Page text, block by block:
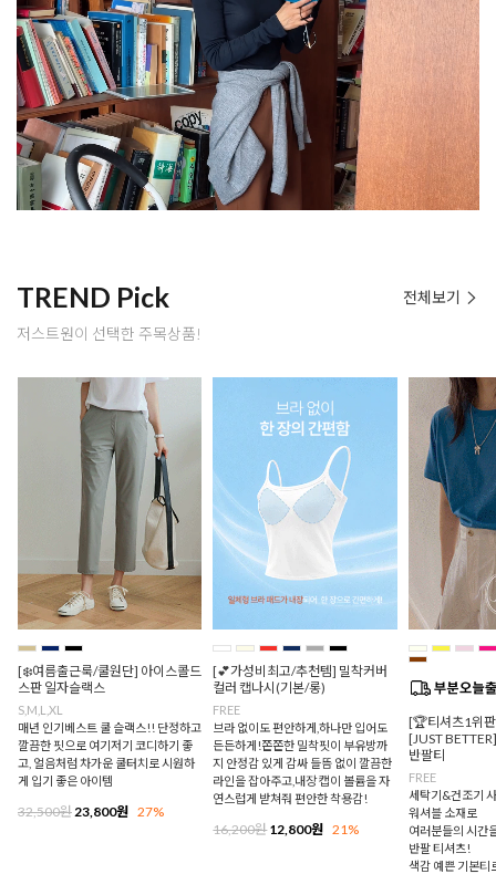
TREND Pick
저스트원이 선택한 주목상품!
전체보기
[❄️여름출근룩/쿨원단] 아이스콜드
스판 일자슬랙스
S,M,L,XL
매년 인기베스트 쿨 슬랙스!! 단정하고
깔끔한 핏으로 여기저기 코디하기 좋
고, 얼음처럼 차가운 쿨터치로 시원하
게 입기 좋은 아이템
32,500원 23,800원 27%
[💕가성비최고/추천템] 밀착커버
컬러 캡나시(기본/롱)
FREE
브라 없이도 편안하게,하나만 입어도
든든하게!쫀쫀한 밀착핏이 부유방까
지 안정감 있게 감싸 들뜸 없이 깔끔한
라인을 잡아주고,내장 캡이 볼륨을 자
연스럽게 받쳐줘 편안한 착용감!
16,200원12,800원 21%
[🏆티셔츠1위
[JUST
반팔티
FREE
세탁기&건조기
워셔블 소재로
여러분들의 시간
반팔 티셔츠!
색감 예쁜 기본티